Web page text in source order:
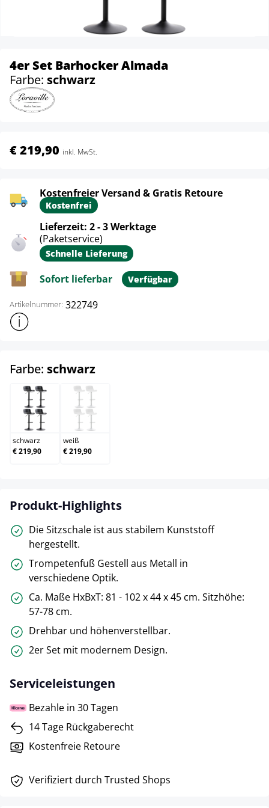
4er Set Barhocker Almada
Farbe: schwarz
€ 219,90 inkl. MwSt.
Kostenfreier Versand & Gratis Retoure
Kostenfrei
Lieferzeit: 2 - 3 Werktage
(Paketservice)
Schnelle Lieferung
Sofort lieferbar Verfügbar
Artikelnummer: 322749
Weitere Produktinformationen anzeigen
Farbe: schwarzauswählen
schwarz
schwarz
€ 219,90
weiß
weiß
€ 219,90
Produkt-Highlights
Die Sitzschale ist aus stabilem Kunststoff
hergestellt.
Trompetenfuß Gestell aus Metall in
verschiedene Optik.
Ca. Maße HxBxT: 81 - 102 x 44 x 45 cm. Sitzhöhe:
57-78 cm.
Drehbar und höhenverstellbar.
2er Set mit modernem Design.
Serviceleistungen
Bezahle in 30 Tagen
14 Tage Rückgaberecht
Kostenfreie Retoure
Verifiziert durch Trusted Shops